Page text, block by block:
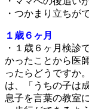
・つかまり立ちが
１歳６ヶ月
・１歳６ヶ月検診
かったことから医
ったらどうですか
は、「うちの子は
息子を言葉の教室